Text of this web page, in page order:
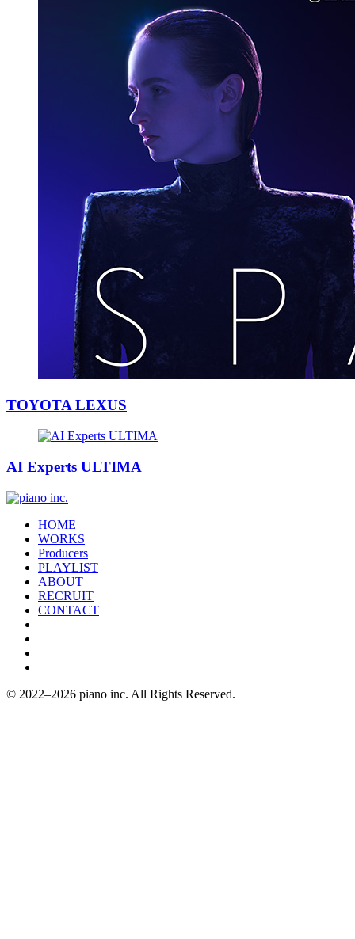
TOYOTA LEXUS
AI Experts ULTIMA
HOME
WORKS
Producers
PLAYLIST
ABOUT
RECRUIT
CONTACT
© 2022–2026 piano inc. All Rights Reserved.